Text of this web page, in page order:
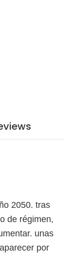
2050. tras
de régimen,
unas
por